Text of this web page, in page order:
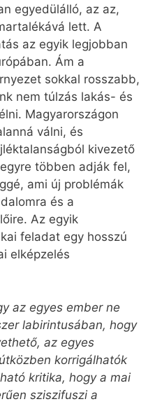
egyedülálló, az az,
lett. A
az egyik legjobban
Ám a
sokkal rosszabb,
nem túlzás lakás- és
Magyarországon
válni, és
kivezető
többen adják fel,
ami új problémák
és a
Az egyik
feladat egy hosszú
elképzelés
az egyes ember ne
labirintusában, hogy
az egyes
korrigálhatók
kritika, hogy a mai
sziszifuszi a